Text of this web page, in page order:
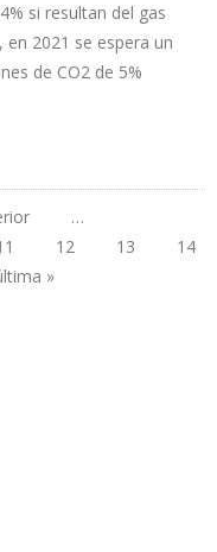
si resultan del gas
en 2021 se espera un
de CO2 de 5%
…
12 13
14
»